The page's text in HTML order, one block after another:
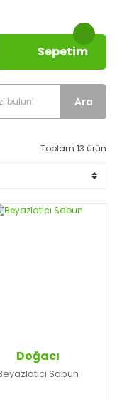
Ara
Sepetim
Toplam 13 ürün
Doğacı
Sabun